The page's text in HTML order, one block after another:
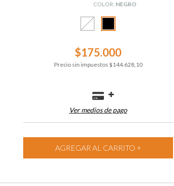
COLOR: NEGRO
$175.000
Precio sin impuestos $144.628,10
Ver medios de pago